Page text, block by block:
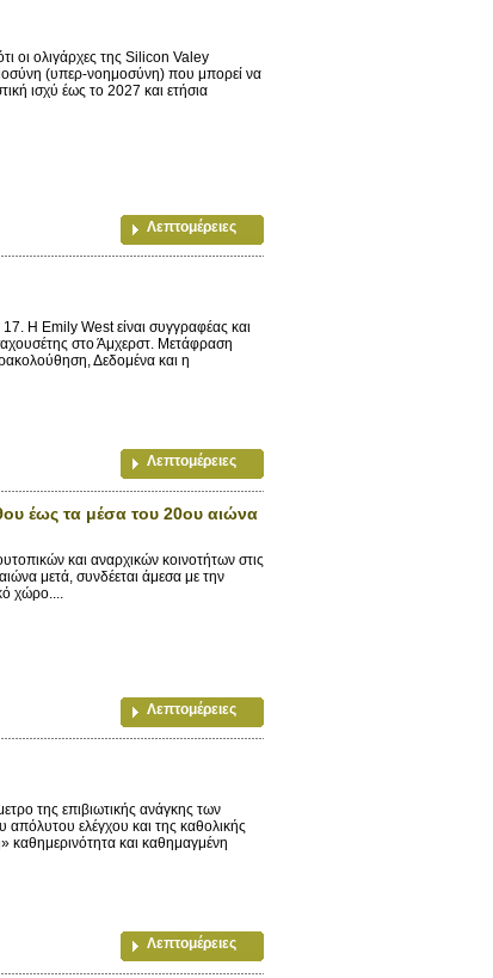
ολιγάρχες της Silicon Valey
(υπερ-νοημοσύνη) που μπορεί να
ισχύ έως το 2027 και ετήσια
Λεπτομέρειες
Η Emily West είναι συγγραφέας και
στο Άμχερστ. Μετάφραση
Δεδομένα και η
Λεπτομέρειες
έως τα μέσα του 20ου αιώνα
και αναρχικών κοινοτήτων στις
μετά, συνδέεται άμεσα με την
χώρο....
Λεπτομέρειες
της επιβιωτικής ανάγκης των
ελέγχου και της καθολικής
καθημερινότητα και καθημαγμένη
Λεπτομέρειες